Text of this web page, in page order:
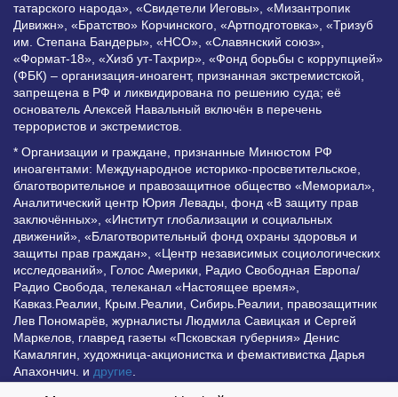
татарского народа», «Свидетели Иеговы», «Мизантропик
Дивижн», «Братство» Корчинского, «Артподготовка», «Тризуб
им. Степана Бандеры», «НСО», «Славянский союз»,
«Формат-18», «Хизб ут-Тахрир», «Фонд борьбы с коррупцией»
(ФБК) – организация-иноагент, признанная экстремистской,
запрещена в РФ и ликвидирована по решению суда; её
основатель Алексей Навальный включён в перечень
террористов и экстремистов.
* Организации и граждане, признанные Минюстом РФ
иноагентами: Международное историко-просветительское,
благотворительное и правозащитное общество «Мемориал»,
Аналитический центр Юрия Левады, фонд «В защиту прав
заключённых», «Институт глобализации и социальных
движений», «Благотворительный фонд охраны здоровья и
защиты прав граждан», «Центр независимых социологических
исследований», Голос Америки, Радио Свободная Европа/
Радио Свобода, телеканал «Настоящее время»,
Кавказ.Реалии, Крым.Реалии, Сибирь.Реалии, правозащитник
Лев Пономарёв, журналисты Людмила Савицкая и Сергей
Маркелов, главред газеты «Псковская губерния» Денис
Камалягин, художница-акционистка и фемактивистка Дарья
Апахончич. и другие.